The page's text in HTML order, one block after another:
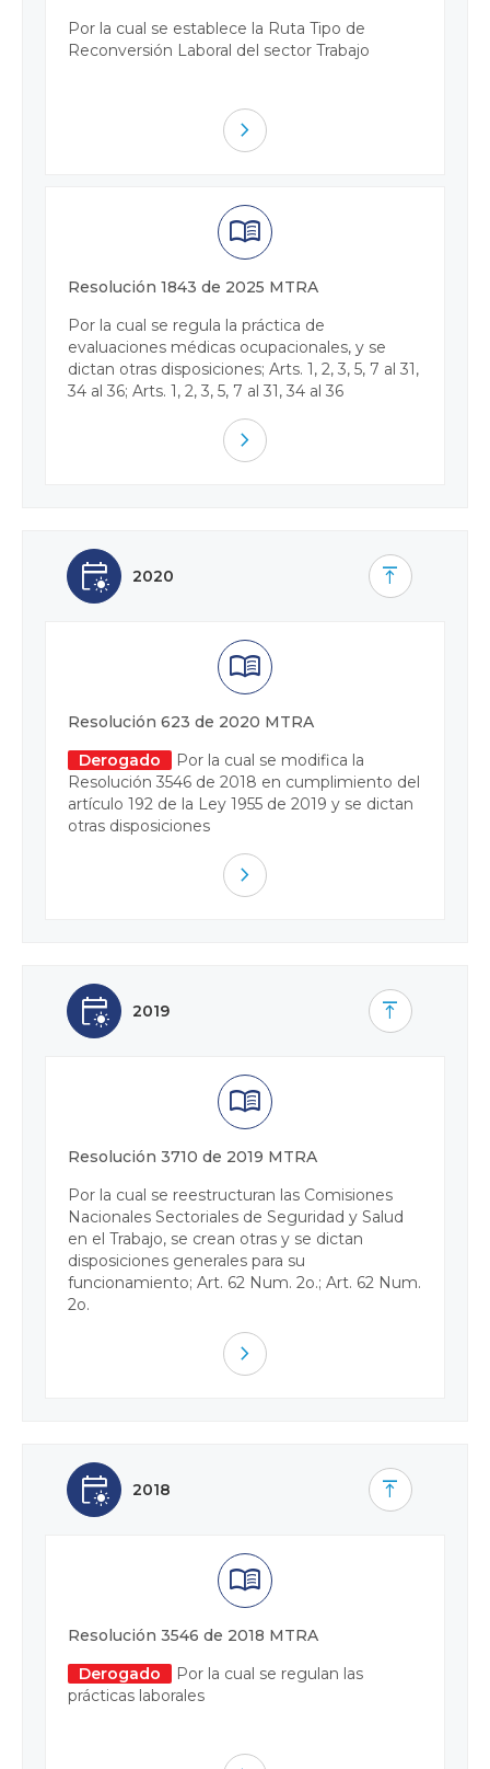
Por la cual se establece la Ruta Tipo de
Reconversión Laboral del sector Trabajo
navigate_next
menu_book
Resolución 1843 de 2025 MTRA
Por la cual se regula la práctica de
evaluaciones médicas ocupacionales, y se
dictan otras disposiciones; Arts. 1, 2, 3, 5, 7 al 31,
34 al 36; Arts. 1, 2, 3, 5, 7 al 31, 34 al 36
navigate_next
early_on 2020 vertical_align_top
menu_book
Resolución 623 de 2020 MTRA
Derogado
Por la cual se modifica la
Resolución 3546 de 2018 en cumplimiento del
artículo 192 de la Ley 1955 de 2019 y se dictan
otras disposiciones
navigate_next
early_on 2019 vertical_align_top
menu_book
Resolución 3710 de 2019 MTRA
Por la cual se reestructuran las Comisiones
Nacionales Sectoriales de Seguridad y Salud
en el Trabajo, se crean otras y se dictan
disposiciones generales para su
funcionamiento; Art. 62 Num. 2o.; Art. 62 Num.
2o.
navigate_next
early_on 2018 vertical_align_top
menu_book
Resolución 3546 de 2018 MTRA
Derogado
Por la cual se regulan las
prácticas laborales